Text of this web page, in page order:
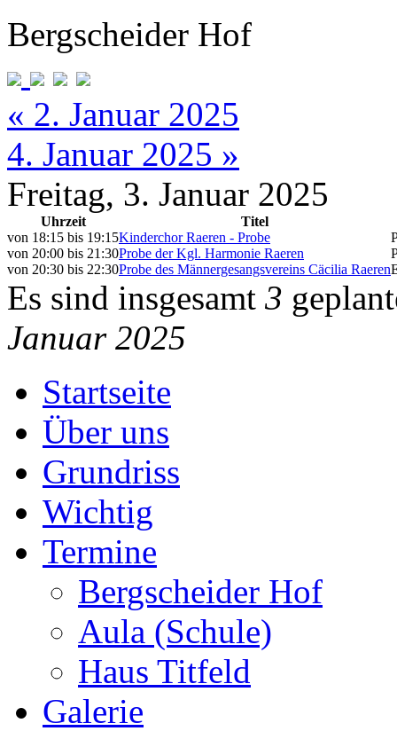
Bergscheider Hof
« 2. Januar 2025
4. Januar 2025 »
Freitag, 3. Januar 2025
Uhrzeit
Titel
von 18:15 bis 19:15Kinderchor Raeren - Probe
von 20:00 bis 21:30Probe der Kgl. Harmonie Raeren
von 20:30 bis 22:30Probe des Männergesangsvereins Cäcilia Raeren
Es sind insgesamt 3
Januar 2025
Startseite
Über uns
Grundriss
Wichtig
Termine
Bergscheider Hof
Aula (Schule)
Haus Titfeld
Galerie